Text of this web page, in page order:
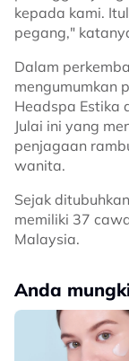
kepada kami.
pegang,"
Dalam
mengumumkan
Headspa Estika
Julai ini yang
penjagaan
wanita.
Sejak
memiliki 37
Malaysia.
Anda